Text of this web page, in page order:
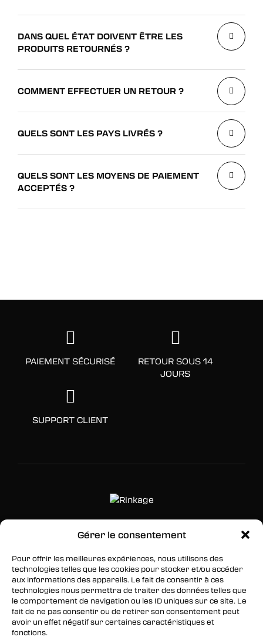
Gérer le consentement
Pour offrir les meilleures expériences, nous utilisons des
technologies telles que les cookies pour stocker et/ou accéder
aux informations des appareils. Le fait de consentir à ces
technologies nous permettra de traiter des données telles que
le comportement de navigation ou les ID uniques sur ce site. Le
fait de ne pas consentir ou de retirer son consentement peut
avoir un effet négatif sur certaines caractéristiques et
fonctions.
DANS QUEL ÉTAT DOIVENT ÊTRE LES
PRODUITS RETOURNÉS ?
COMMENT EFFECTUER UN RETOUR ?
QUELS SONT LES PAYS LIVRÉS ?
QUELS SONT LES MOYENS DE PAIEMENT
ACCEPTÉS ?
PAIEMENT SÉCURISÉ
RETOUR SOUS 14
JOURS
SUPPORT CLIENT
SUIVEZ-NOUS
Facebook
Twitter
Instagram